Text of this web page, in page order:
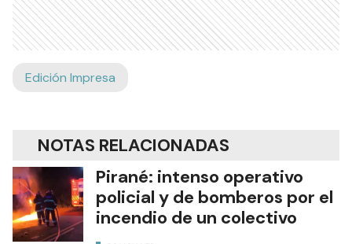
Edición Impresa
NOTAS RELACIONADAS
Pirané: intenso operativo
policial y de bomberos por el
incendio de un colectivo